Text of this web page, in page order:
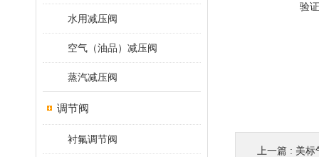
水用减压阀
空气（油品）减压阀
蒸汽减压阀
调节阀
衬氟调节阀
验
上一篇 : 美标